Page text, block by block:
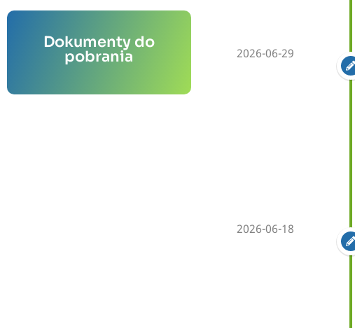
Dokumenty do
pobrania
Pobierz dokumenty
wymagane w naszym
przedskzolu.
2026-06-29
2026-06-18